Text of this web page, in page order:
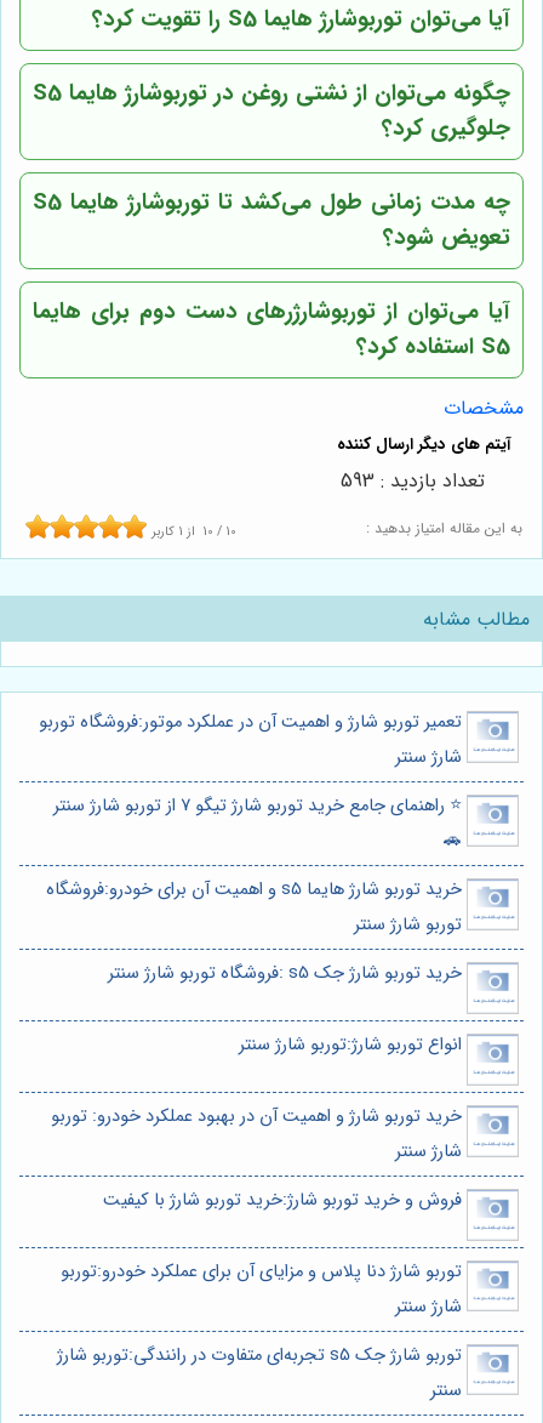
آیا می‌توان توربوشارژ هایما S5 را تقویت کرد؟
چگونه می‌توان از نشتی روغن در توربوشارژ هایما S5
جلوگیری کرد؟
چه مدت زمانی طول می‌کشد تا توربوشارژ هایما S5
تعویض شود؟
آیا می‌توان از توربوشارژرهای دست دوم برای هایما
S5 استفاده کرد؟
مشخصات
به این مقاله امتیاز بدهید : 10 / 10 از 1 کاربر
تعداد بازدید : 593
مطالب مشابه
تعمیر توربو شارژ و اهمیت آن در عملکرد موتور:فروشگاه توربو
شارژ سنتر
⭐️ راهنمای جامع خرید توربو شارژ تیگو 7 از توربو شارژ سنتر
🚗
خرید توربو شارژ هایما s5 و اهمیت آن برای خودرو:فروشگاه
توربو شارژ سنتر
خرید توربو شارژ جک s5 :فروشگاه توربو شارژ سنتر
انواع توربو شارژ:توربو شارژ سنتر
خرید توربو شارژ و اهمیت آن در بهبود عملکرد خودرو: توربو
شارژ سنتر
فروش و خرید توربو شارژ:خرید توربو شارژ با کیفیت
توربو شارژ دنا پلاس و مزایای آن برای عملکرد خودرو:توربو
شارژ سنتر
توربو شارژ جک s5 تجربه‌ای متفاوت در رانندگی:توربو شارژ
سنتر